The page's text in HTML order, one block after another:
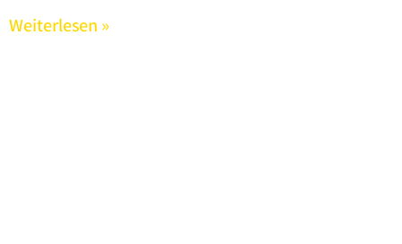
Weiterlesen »